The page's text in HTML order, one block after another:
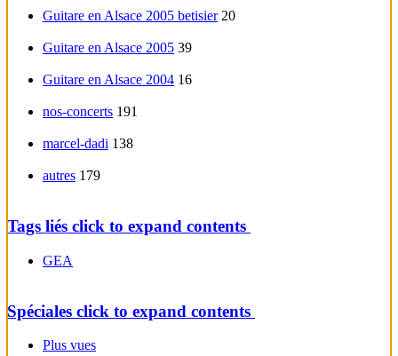
Guitare en Alsace 2005 betisier 20
Guitare en Alsace 2005 39
Guitare en Alsace 2004 16
nos-concerts 191
marcel-dadi 138
autres 179
Tags liés click to expand contents
GEA
Spéciales click to expand contents
Plus vues